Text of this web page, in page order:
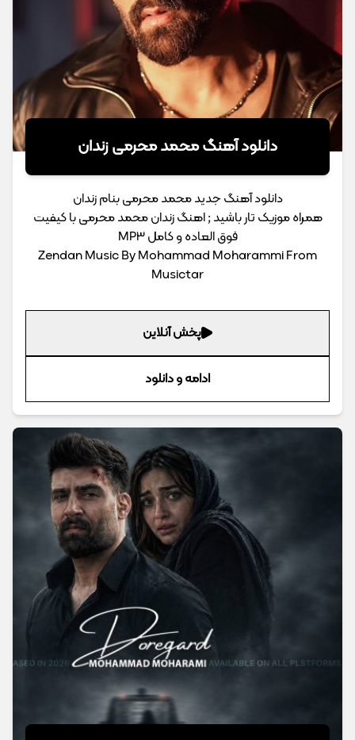
دانلود آهنگ محمد محرمی زندان
دانلود آهنگ جدید محمد محرمی بنام زندان
همراه موزیک تار باشید ; اهنگ زندان محمد محرمی با کیفیت
فوق العاده و کامل MP3
Zendan Music By Mohammad Moharammi From
Musictar
پخش آنلاین
ادامه و دانلود